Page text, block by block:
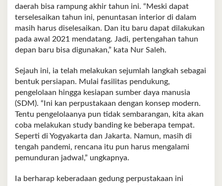
daerah bisa rampung akhir tahun ini. “Meski dapat
terselesaikan tahun ini, penuntasan interior di dalam
masih harus diselesaikan. Dan itu baru dapat dilakukan
pada awal 2021 mendatang. Jadi, pertengahan tahun
depan baru bisa digunakan,” kata Nur Saleh.
Sejauh ini, ia telah melakukan sejumlah langkah sebagai
bentuk persiapan. Mulai fasilitas pendukung,
pengelolaan hingga kesiapan sumber daya manusia
(SDM). “Ini kan perpustakaan dengan konsep modern.
Tentu pengelolaanya pun tidak sembarangan, kita akan
coba melakukan study banding ke beberapa tempat.
Seperti di Yogyakarta dan Jakarta. Namun, masih di
tengah pandemi, rencana itu pun harus mengalami
pemunduran jadwal,” ungkapnya.
Ia berharap keberadaan gedung perpustakaan ini